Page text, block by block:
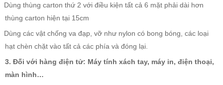
Dùng thùng carton thứ 2 với điều kiện tất cả 6 mặt phải dài hơn
thùng carton hiện tại 15cm
Dùng các vật chống va đạp, vỡ như nylon có bong bóng, các loại
hạt chèn chặt vào tất cả các phía và đóng lại.
3. Đối với hàng điện tử: Máy tính xách tay, máy in, điện thoại,
màn hình…